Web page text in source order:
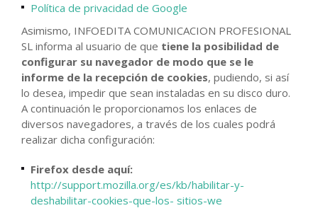
Política de privacidad de Google
Asimismo, INFOEDITA COMUNICACION PROFESIONAL
SL informa al usuario de que tiene la posibilidad de
configurar su navegador de modo que se le
informe de la recepción de cookies, pudiendo, si así
lo desea, impedir que sean instaladas en su disco duro.
A continuación le proporcionamos los enlaces de
diversos navegadores, a través de los cuales podrá
realizar dicha configuración:
Firefox desde aquí:
http://support.mozilla.org/es/kb/habilitar-y-
deshabilitar-cookies-que-los- sitios-we